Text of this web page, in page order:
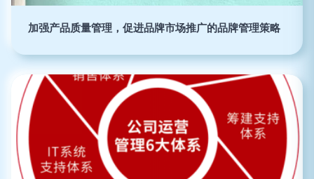
加强产品质量管理，促进品牌市场推广的品牌管理策略